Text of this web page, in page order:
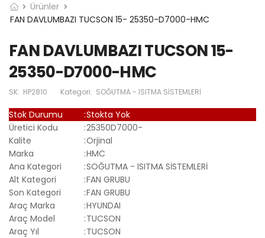
Ürünler
FAN DAVLUMBAZI TUCSON 15- 25350-D7000-HMC
FAN DAVLUMBAZI TUCSON 15-
25350-D7000-HMC
SK: HP2810 Kategori: SOĞUTMA - ISITMA SİSTEMLERİ
Stok Durumu :Stokta Yok
Üretici Kodu
:25350D7000-
Kalite
:Orjinal
Marka
:HMC
Ana Kategori
:SOĞUTMA - ISITMA SİSTEMLERİ
Alt Kategori
:FAN GRUBU
Son Kategori
:FAN GRUBU
Araç Marka
:HYUNDAI
Araç Model
:TUCSON
Araç Yıl
:TUCSON